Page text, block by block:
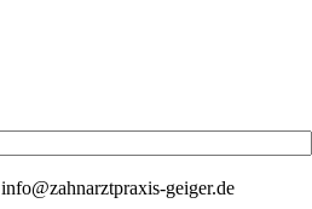
info@zahnarztpraxis-geiger.de